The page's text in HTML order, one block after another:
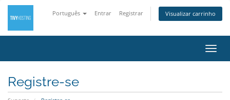
Português Entrar Registrar Visualizar carrinho
Registre-se